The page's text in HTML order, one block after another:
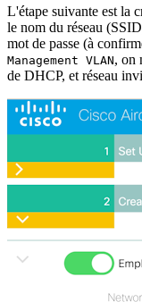
L'étape suivante est la
le nom du réseau
mot de passe (à
Management VLAN, on
de DHCP, et réseau